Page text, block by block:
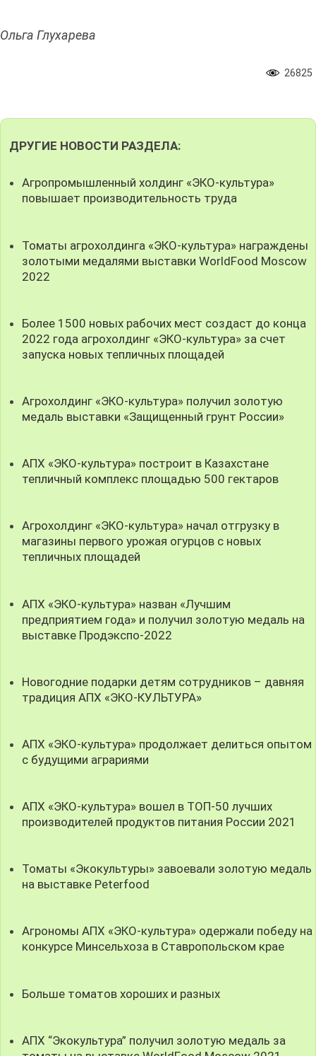
Ольга Глухарева
26825
ДРУГИЕ НОВОСТИ РАЗДЕЛА:
Агропромышленный холдинг «ЭКО-культура»
повышает производительность труда
Томаты агрохолдинга «ЭКО-культура» награждены
золотыми медалями выставки WorldFood Moscow
2022
Более 1500 новых рабочих мест создаст до конца
2022 года агрохолдинг «ЭКО-культура» за счет
запуска новых тепличных площадей
Агрохолдинг «ЭКО-культура» получил золотую
медаль выставки «Защищенный грунт России»
АПХ «ЭКО-культура» построит в Казахстане
тепличный комплекс площадью 500 гектаров
Агрохолдинг «ЭКО-культура» начал отгрузку в
магазины первого урожая огурцов с новых
тепличных площадей
АПХ «ЭКО-культура» назван «Лучшим
предприятием года» и получил золотую медаль на
выставке Продэкспо-2022
Новогодние подарки детям сотрудников – давняя
традиция АПХ «ЭКО-КУЛЬТУРА»
АПХ «ЭКО-культура» продолжает делиться опытом
с будущими аграриями
АПХ «ЭКО-культура» вошел в ТОП-50 лучших
производителей продуктов питания России 2021
Томаты «Экокультуры» завоевали золотую медаль
на выставке Peterfood
Агрономы АПХ «ЭКО-культура» одержали победу на
конкурсе Минсельхоза в Ставропольском крае
Больше томатов хороших и разных
АПХ “Экокультура” получил золотую медаль за